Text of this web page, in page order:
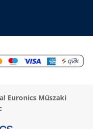
Euronics Műszaki